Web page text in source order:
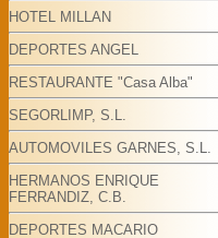
HOTEL MILLAN
DEPORTES ANGEL
RESTAURANTE "Casa Alba"
SEGORLIMP, S.L.
AUTOMOVILES GARNES, S.L.
HERMANOS ENRIQUE
FERRANDIZ, C.B.
DEPORTES MACARIO